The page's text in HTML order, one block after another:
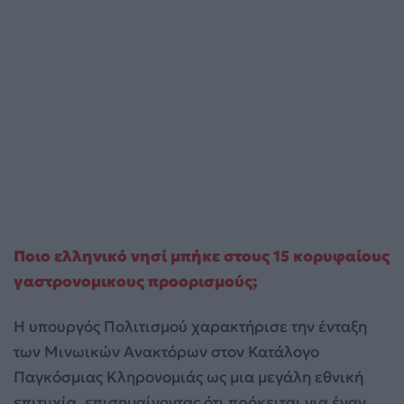
Ποιο ελληνικό νησί μπήκε στους 15 κορυφαίους
γαστρονομικους προορισμούς;
Η υπουργός Πολιτισμού χαρακτήρισε την ένταξη
των Μινωικών Ανακτόρων στον Κατάλογο
Παγκόσμιας Κληρονομιάς ως μια μεγάλη εθνική